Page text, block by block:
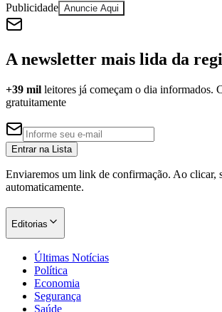
Publicidade Anuncie Aqui
A newsletter mais lida da
+39 mil leitores já começam o dia informados.
gratuitamente
Entrar na Lista
Enviaremos um link de confirmação. Ao clicar,
automaticamente.
Editorias
Últimas Notícias
Política
Economia
Segurança
Saúde